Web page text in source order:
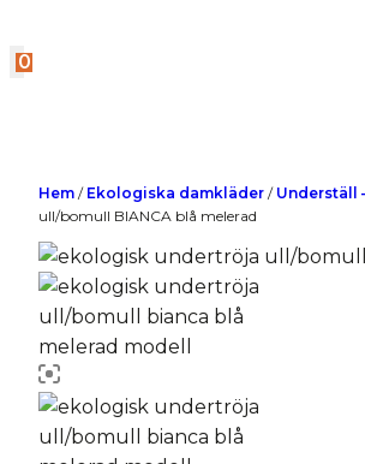
0
Hem / Ekologiska damkläder / Underställ
ull/bomull BIANCA blå melerad